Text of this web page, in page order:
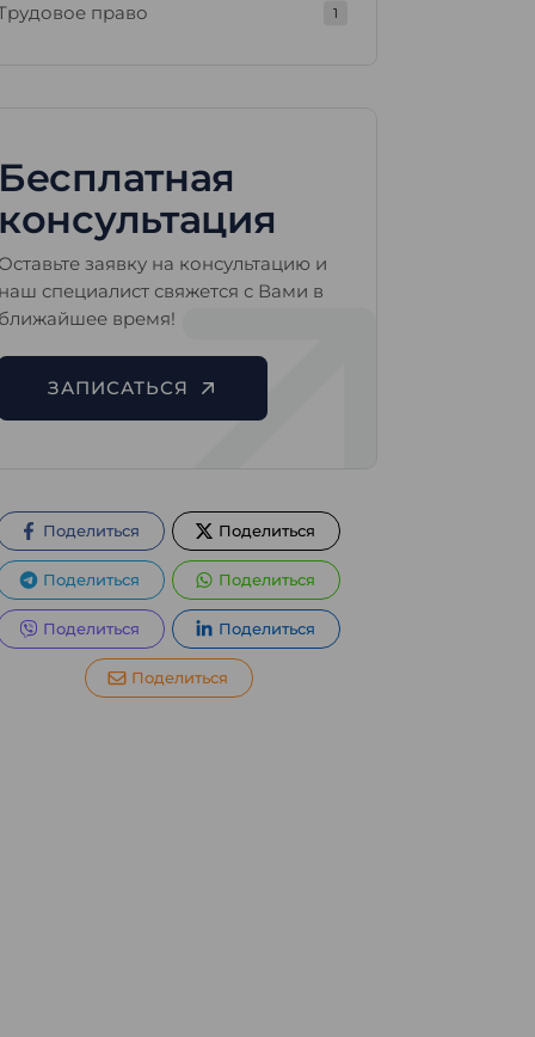
право 1
заявку на консультацию и
специалист свяжется с Вами в
время!
ЗАПИСАТЬСЯ
Поделиться Поделиться
Поделиться Поделиться
Поделиться Поделиться
Поделиться